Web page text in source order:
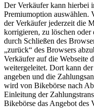
Der Verkäufer kann hierbei
Premiumoption auswählen.
der Verkäufer jederzeit die
korrigieren, zu löschen
durch Schließen des
„zurück“ des Browsers
Verkäufer auf die Webseite
weitergeleitet. Dort kann
angeben und die
wird von Bikebörse nach
Einleitung der
Bikebörse das Angebot des